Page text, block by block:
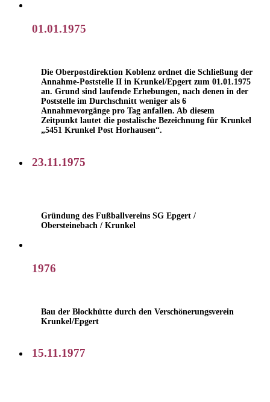
01.01.1975
Die Oberpostdirektion Koblenz ordnet die Schließung der
Annahme-Poststelle II in Krunkel/Epgert zum 01.01.1975
an. Grund sind laufende Erhebungen, nach denen in der
Poststelle im Durchschnitt weniger als 6
Annahmevorgänge pro Tag anfallen. Ab diesem
Zeitpunkt lautet die postalische Bezeichnung für Krunkel
„5451 Krunkel Post Horhausen“.
23.11.1975
Gründung des Fußballvereins SG Epgert /
Obersteinebach / Krunkel
1976
Bau der Blockhütte durch den Verschönerungsverein
Krunkel/Epgert
15.11.1977